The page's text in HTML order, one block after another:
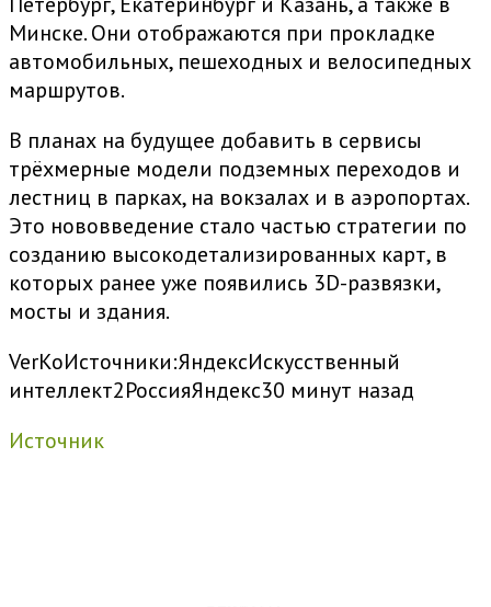
Минске. Они отображаются при прокладке
автомобильных, пешеходных и велосипедных
маршрутов.
В планах на будущее добавить в сервисы
трёхмерные модели подземных переходов и
лестниц в парках, на вокзалах и в аэропортах.
Это нововведение стало частью стратегии по
созданию высокодетализированных карт, в
которых ранее уже появились 3D-развязки,
мосты и здания.
VerKoИсточники:ЯндексИскусственный
интеллект2РоссияЯндекс30 минут назад
Источник